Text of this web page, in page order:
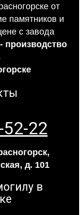
производство
22
д. 101